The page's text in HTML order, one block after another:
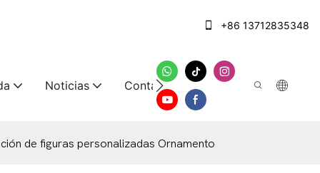
+86 13712835348
Noticias Contáctenos
de figuras personalizadas Ornamento